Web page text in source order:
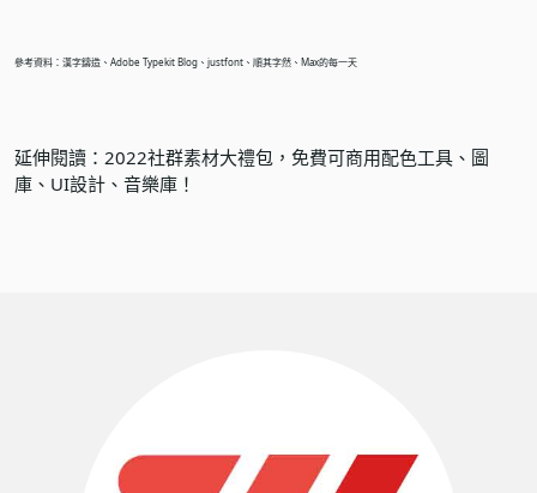
參考資料：漢字鑄造、Adobe Typekit Blog、justfont、順其字然、Max的每一天
延伸閱讀： 2022社群素材大禮包，免費可商用配色工具、圖
庫、UI設計、音樂庫！